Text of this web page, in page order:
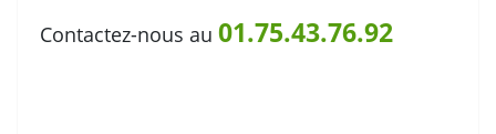
Contactez-nous au 01.75.43.76.92